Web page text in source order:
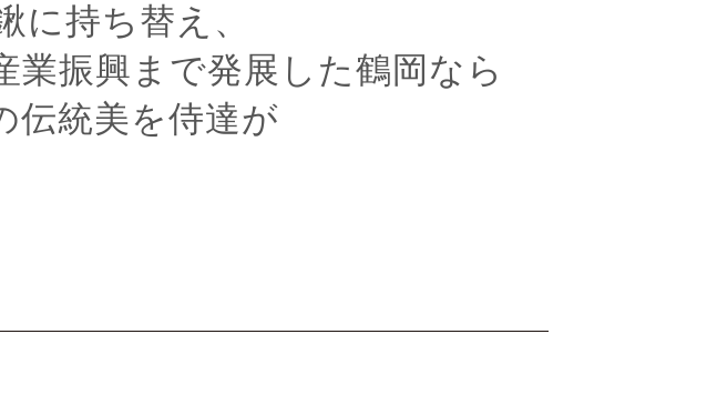
に持ち替え、
振興まで発展した鶴岡なら
伝統美を侍達が